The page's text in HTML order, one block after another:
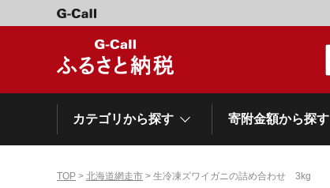
カテゴリから探す 寄附金額から探す
TOP > 北海道網走市 > 生冷凍ズワイガニの詰め合わせ 3kg